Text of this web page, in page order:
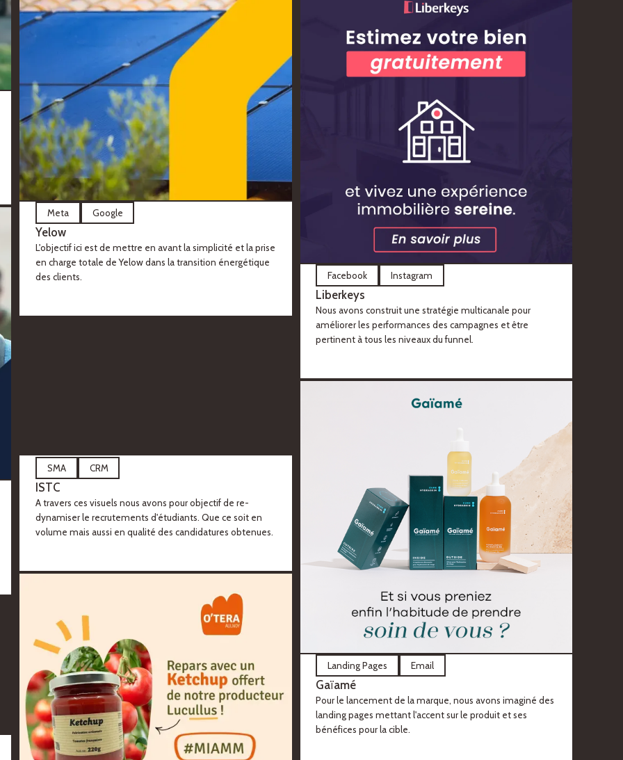
Meta Google
Yelow
L'objectif ici est de mettre en avant la simplicité et la prise
en charge totale de Yelow dans la transition énergétique
des clients.
SMA CRM
ISTC
A travers ces visuels nous avons pour objectif de re-
dynamiser le recrutements d'étudiants. Que ce soit en
volume mais aussi en qualité des candidatures obtenues.
Facebook Instagram
Liberkeys
Nous avons construit une stratégie multicanale pour
améliorer les performances des campagnes et être
pertinent à tous les niveaux du funnel.
Landing Pages Email
Gaïamé
Pour le lancement de la marque, nous avons imaginé des
landing pages mettant l'accent sur le produit et ses
bénéfices pour la cible.